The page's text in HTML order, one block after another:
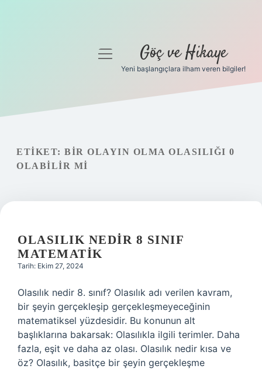
Gizlilik Politikası
Hakkımızda
menüyü
Göç ve Hikaye
Yeni başlangıçlara ilham veren bilgiler!
ETIKET: BIR OLAYIN OLMA OLASILIĞI 0
OLABILIR MI
OLASILIK NEDIR 8 SINIF
MATEMATIK
Tarih: Ekim 27, 2024
Olasılık nedir 8. sınıf? Olasılık adı verilen kavram,
bir şeyin gerçekleşip gerçekleşmeyeceğinin
matematiksel yüzdesidir. Bu konunun alt
başlıklarına bakarsak: Olasılıkla ilgili terimler. Daha
fazla, eşit ve daha az olası. Olasılık nedir kısa ve
öz? Olasılık, basitçe bir şeyin gerçekleşme